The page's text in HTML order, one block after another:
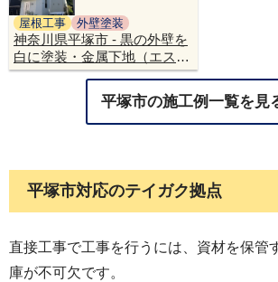
屋根工事 外壁塗装
神奈川県平塚市 - 黒の外壁を
白に塗装・金属下地（エスヌ
キ）で屋根カバー工法
平塚市の施工例一覧を見
平塚市対応のテイガク拠点
直接工事で工事を行うには、資材を保管
庫が不可欠です。